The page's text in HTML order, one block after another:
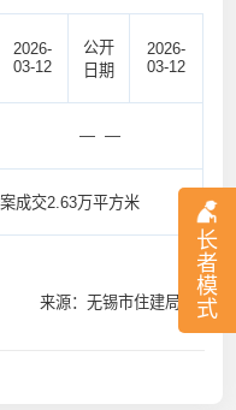
长
者
模
式
2026-
03-12
公开
日期
2026-
03-12
— —
成交2.63万平方米
来源：无锡市住建局